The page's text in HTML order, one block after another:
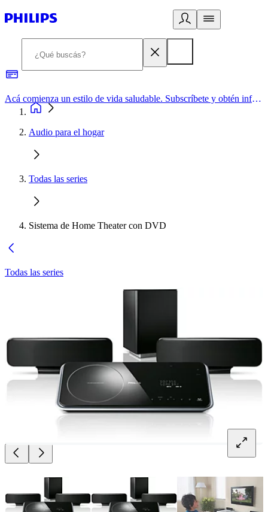
Acá comienza un estilo de vida saludable. Subscríbete y obtén información de primera mano
Audio para el hogar
Todas las series
Sistema de Home Theater con DVD
Todas las series